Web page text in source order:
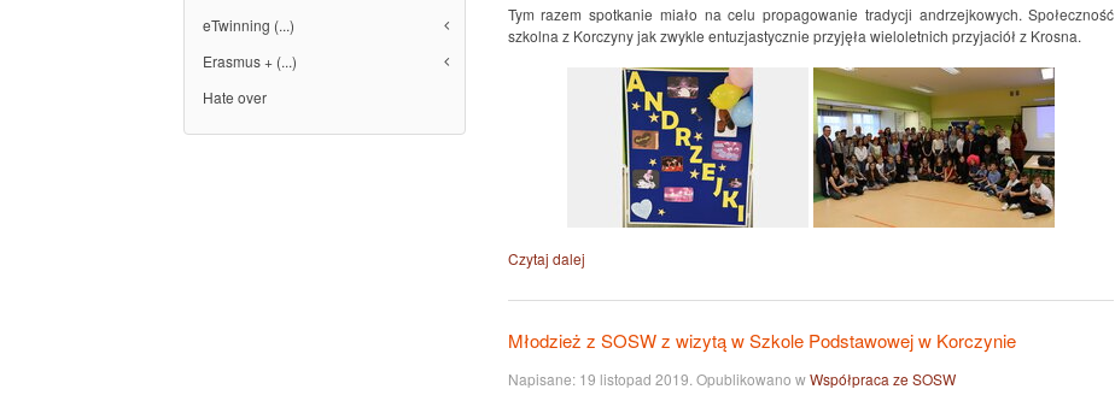
Tym razem spotkanie miało na celu propagowanie tradycji andrzejkowych. Społeczność
szkolna z Korczyny jak zwykle entuzjastycznie przyjęła wieloletnich przyjaciół z Krosna.
Czytaj dalej
Młodzież z SOSW z wizytą w Szkole Podstawowej w Korczynie
Napisane: 19 listopad 2019 . Opublikowano wWspółpraca ze SOSW
eTwinning (...)
Erasmus + (...)
Hate over